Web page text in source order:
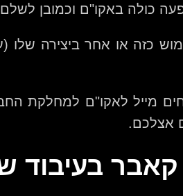
כולה באקו"ם וכמובן
כזה או אחר ביצירה
מייל לאקו"ם למחלקת
אצלכם.
בעיבוד